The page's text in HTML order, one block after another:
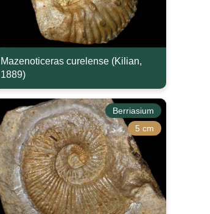
Mazenoticeras curelense (Kilian,
1889)
Berriasium
5 cm